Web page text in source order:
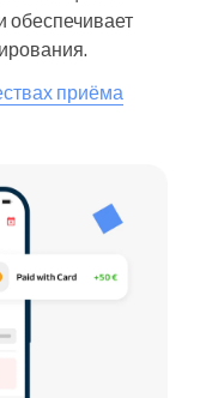
обеспечивает
приёма